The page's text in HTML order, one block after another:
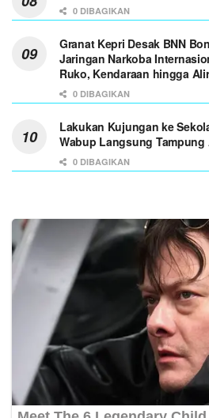
0 DIBAGIKAN
Granat Kepri Desak BNN
Jaringan Narkoba
Ruko, Kendaraan hingga
0 DIBAGIKAN
Lakukan Kujungan ke
Wabup Langsung Tampung
0 DIBAGIKAN